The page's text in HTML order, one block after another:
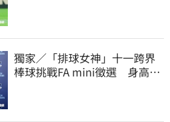
獨家／「排球女神」十一跨界
棒球挑戰FA mini徵選 身高